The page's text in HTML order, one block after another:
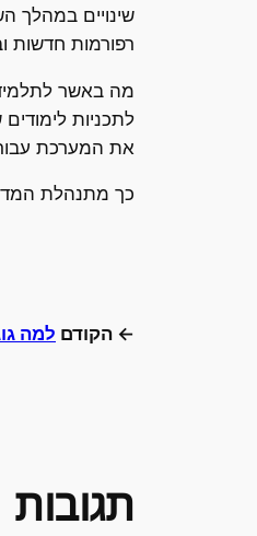
שינויים במהלך
רפורמות חדשות
מה באשר
לתכניות
את המערכת
כך מתנהלת
← הקודם למה
תגובות